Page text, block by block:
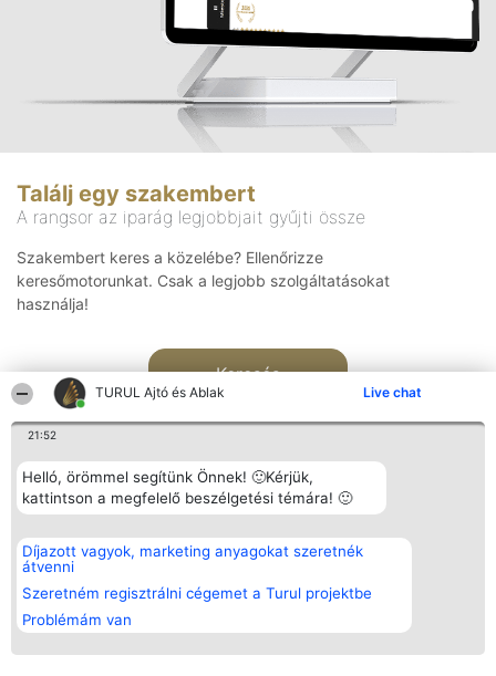
TURUL Ajtó és Ablak Live chat
21:52
Helló, örömmel segítünk Önnek! 🙂Kérjük,
kattintson a megfelelő beszélgetési témára! 🙂
Díjazott vagyok, marketing anyagokat szeretnék
átvenni
Szeretném regisztrálni cégemet a Turul projektbe
Problémám van
Találj egy szakembert
A rangsor az iparág legjobbjait gyűjti össze
Szakembert keres a közelébe? Ellenőrizze
keresőmotorunkat. Csak a legjobb szolgáltatásokat
használja!
Keresés
Rangsorszervező
SC Beautiful Company S.R.L.
Bulevardul Aleea Timișul De
Sus Nr. 2, Bl. A30, Sc. A, Et.
4, Ap. 13
Bukarest 53-238
Adószám 36737675
Népszavazás
Nyertesek
listája
Státusz
Elérhetőség
Elérhetőség